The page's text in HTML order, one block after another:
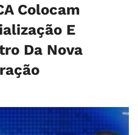
Colocam
E
Da Nova